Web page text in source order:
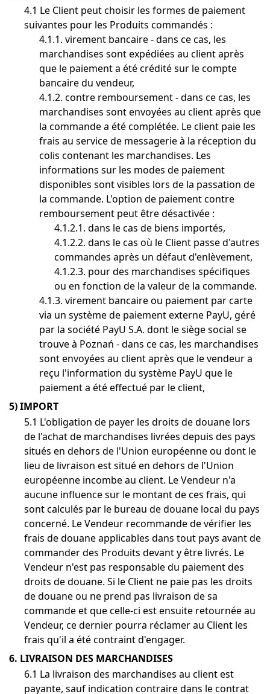
4.1 Le Client peut choisir les formes de paiement
suivantes pour les Produits commandés :
4.1.1. virement bancaire - dans ce cas, les
marchandises sont expédiées au client après
que le paiement a été crédité sur le compte
bancaire du vendeur,
4.1.2. contre remboursement - dans ce cas, les
marchandises sont envoyées au client après que
la commande a été complétée. Le client paie les
frais au service de messagerie à la réception du
colis contenant les marchandises. Les
informations sur les modes de paiement
disponibles sont visibles lors de la passation de
la commande. L'option de paiement contre
remboursement peut être désactivée :
4.1.2.1. dans le cas de biens importés,
4.1.2.2. dans le cas où le Client passe d'autres
commandes après un défaut d'enlèvement,
4.1.2.3. pour des marchandises spécifiques
ou en fonction de la valeur de la commande.
4.1.3. virement bancaire ou paiement par carte
via un système de paiement externe PayU, géré
par la société PayU S.A. dont le siège social se
trouve à Poznań - dans ce cas, les marchandises
sont envoyées au client après que le vendeur a
reçu l'information du système PayU que le
paiement a été effectué par le client,
5) IMPORT
5.1 L'obligation de payer les droits de douane lors
de l'achat de marchandises livrées depuis des pays
situés en dehors de l'Union européenne ou dont le
lieu de livraison est situé en dehors de l'Union
européenne incombe au client. Le Vendeur n'a
aucune influence sur le montant de ces frais, qui
sont calculés par le bureau de douane local du pays
concerné. Le Vendeur recommande de vérifier les
frais de douane applicables dans tout pays avant de
commander des Produits devant y être livrés. Le
Vendeur n'est pas responsable du paiement des
droits de douane. Si le Client ne paie pas les droits
de douane ou ne prend pas livraison de sa
commande et que celle-ci est ensuite retournée au
Vendeur, ce dernier pourra réclamer au Client les
frais qu'il a été contraint d'engager.
6. LIVRAISON DES MARCHANDISES
6.1 La livraison des marchandises au client est
payante, sauf indication contraire dans le contrat